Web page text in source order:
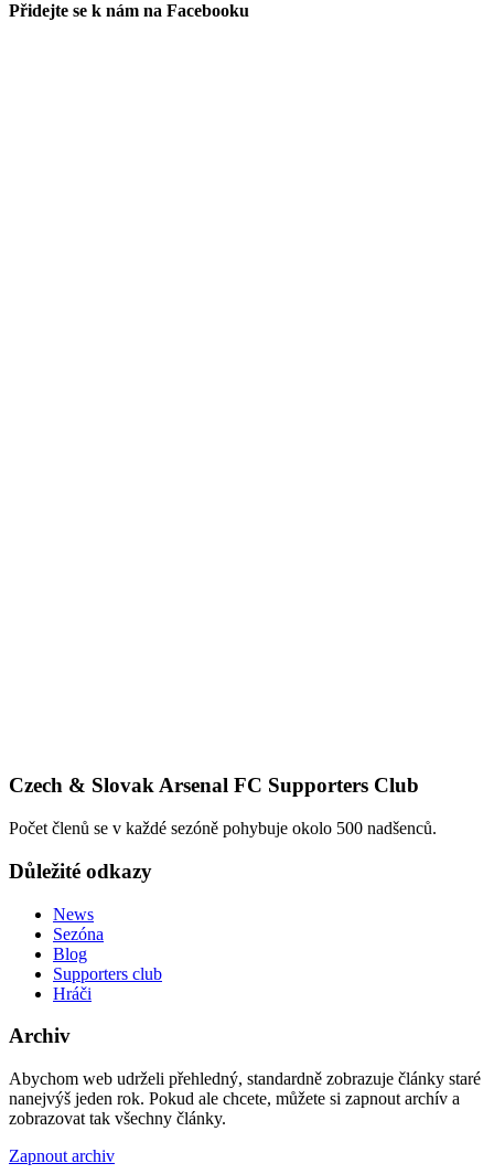
Přidejte se k nám na Facebooku
Czech & Slovak Arsenal FC Supporters Club
Počet členů se v každé sezóně pohybuje okolo 500 nadšenců.
Důležité odkazy
News
Sezóna
Blog
Supporters club
Hráči
Archiv
Abychom web udrželi přehledný, standardně zobrazuje články staré
nanejvýš jeden rok. Pokud ale chcete, můžete si zapnout archív a
zobrazovat tak všechny články.
Zapnout archiv